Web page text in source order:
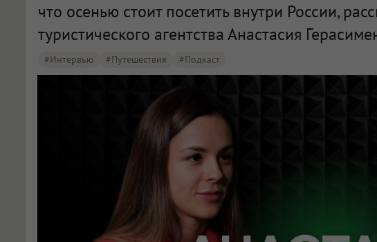
что осенью стоит посетить внутри России,
туристического агентства Анастасия
#интервью #путешествия #подкаст